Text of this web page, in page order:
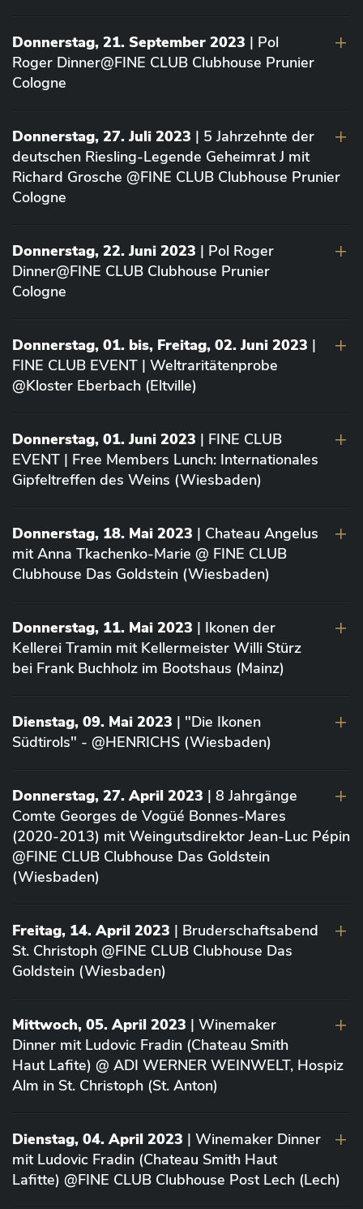
Donnerstag, 21. September 2023 | Pol
Roger Dinner@FINE CLUB Clubhouse Prunier
Cologne
Donnerstag, 27. Juli 2023 | 5 Jahrzehnte der
deutschen Riesling-Legende Geheimrat J mit
Richard Grosche @FINE CLUB Clubhouse Prunier
Cologne
Donnerstag, 22. Juni 2023 | Pol Roger
Dinner@FINE CLUB Clubhouse Prunier
Cologne
Donnerstag, 01. bis, Freitag, 02. Juni 2023 |
FINE CLUB EVENT | Weltraritätenprobe
@Kloster Eberbach (Eltville)
Donnerstag, 01. Juni 2023 | FINE CLUB
EVENT | Free Members Lunch: Internationales
Gipfeltreffen des Weins (Wiesbaden)
Donnerstag, 18. Mai 2023 | Chateau Angelus
mit Anna Tkachenko-Marie @ FINE CLUB
Clubhouse Das Goldstein (Wiesbaden)
Donnerstag, 11. Mai 2023 | Ikonen der
Kellerei Tramin mit Kellermeister Willi Stürz
bei Frank Buchholz im Bootshaus (Mainz)
Dienstag, 09. Mai 2023 | "Die Ikonen
Südtirols" - @HENRICHS (Wiesbaden)
Donnerstag, 27. April 2023 | 8 Jahrgänge
Comte Georges de Vogüé Bonnes-Mares
(2020-2013) mit Weingutsdirektor Jean-Luc Pépin
@FINE CLUB Clubhouse Das Goldstein
(Wiesbaden)
Freitag, 14. April 2023 | Bruderschaftsabend
St. Christoph @FINE CLUB Clubhouse Das
Goldstein (Wiesbaden)
Mittwoch, 05. April 2023 | Winemaker
Dinner mit Ludovic Fradin (Chateau Smith
Haut Lafite) @ ADI WERNER WEINWELT, Hospiz
Alm in St. Christoph (St. Anton)
Dienstag, 04. April 2023 | Winemaker Dinner
mit Ludovic Fradin (Chateau Smith Haut
Lafitte) @FINE CLUB Clubhouse Post Lech (Lech)